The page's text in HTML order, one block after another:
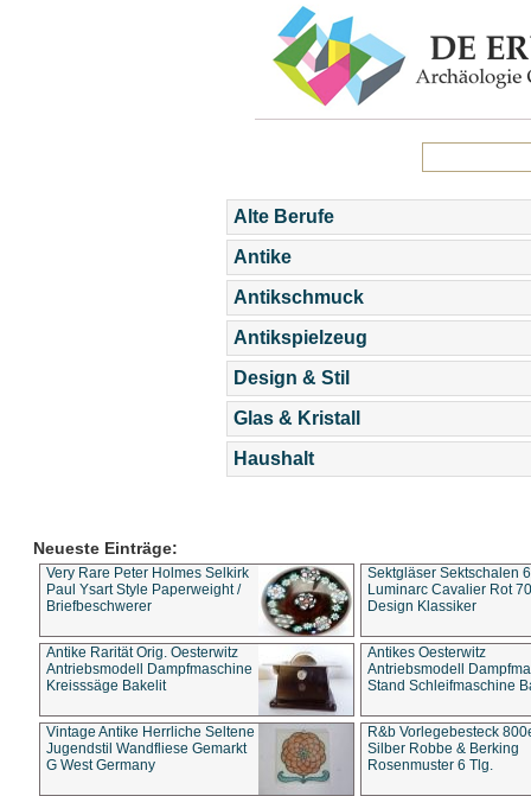
Alte Berufe
Antike
Antikschmuck
Antikspielzeug
Design & Stil
Glas & Kristall
Haushalt
Neueste Einträge:
Very Rare Peter Holmes Selkirk
Paul Ysart Style Paperweight /
Briefbeschwerer
Sektgläser Sektschalen
Luminarc Cavalier Rot
Design Klassiker
Antike Rarität Orig. Oesterwitz
Antriebsmodell Dampfmaschine
Kreisssäge Bakelit
Antikes Oesterwitz
Antriebsmodell
Stand Schleifmaschine
Vintage Antike Herrliche Seltene
Jugendstil Wandfliese Gemarkt
G West Germany
R&b Vorlegebesteck
Silber Robbe & Berking
Rosenmuster 6 Tlg.